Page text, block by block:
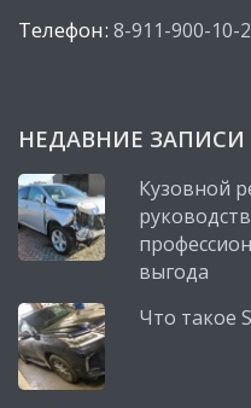
Телефон: 8-911-900-10-
НЕДАВНИЕ ЗАПИСИ
Кузовной
выгода
Что такое